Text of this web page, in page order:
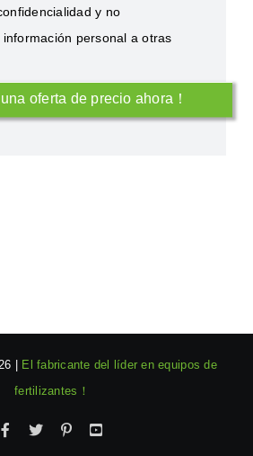
y no
personal a otras
| El fabricante del líder en equipos de
fertilizantes！
Facebookincógnita
PinterestYouTube